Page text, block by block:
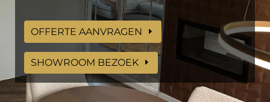
OFFERTE AANVRAGEN
SHOWROOM BEZOEK